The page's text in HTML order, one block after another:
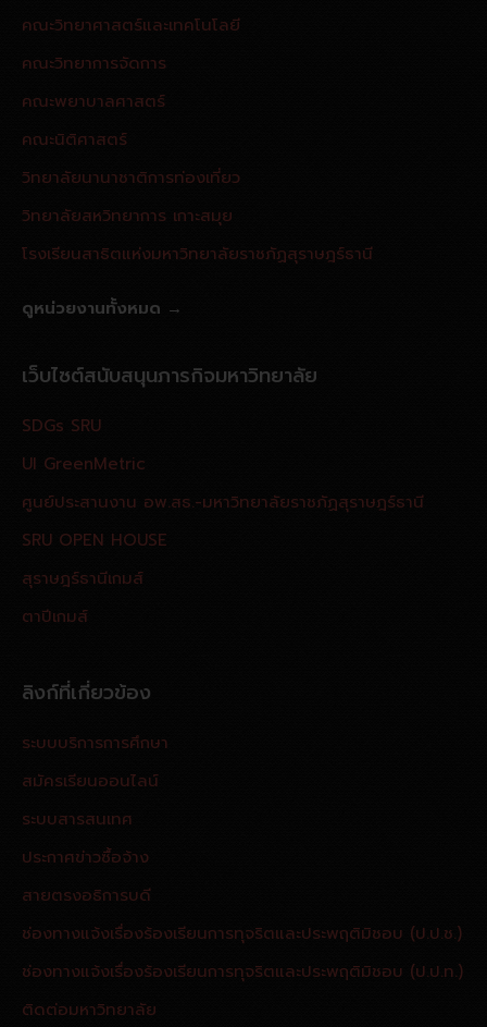
คณะวิทยาศาสตร์และเทคโนโลยี
คณะวิทยาการจัดการ
คณะพยาบาลศาสตร์
คณะนิติศาสตร์
วิทยาลัยนานาชาติการท่องเที่ยว
วิทยาลัยสหวิทยาการ เกาะสมุย
โรงเรียนสาธิตแห่งมหาวิทยาลัยราชภัฏสุราษฎร์ธานี
ดูหน่วยงานทั้งหมด →
เว็บไซต์สนับสนุนภารกิจมหาวิทยาลัย
SDGs SRU
UI GreenMetric
ศูนย์ประสานงาน อพ.สธ.-มหาวิทยาลัยราชภัฏสุราษฎร์ธานี
SRU OPEN HOUSE
สุราษฎร์ธานีเกมส์
ตาปีเกมส์
ลิงก์ที่เกี่ยวข้อง
ระบบบริการการศึกษา
สมัครเรียนออนไลน์
ระบบสารสนเทศ
ประกาศข่าวซื้อจ้าง
สายตรงอธิการบดี
ช่องทางแจ้งเรื่องร้องเรียนการทุจริตและประพฤติมิชอบ (ป.ป.ช.)
ช่องทางแจ้งเรื่องร้องเรียนการทุจริตและประพฤติมิชอบ (ป.ป.ท.)
ติดต่อมหาวิทยาลัย